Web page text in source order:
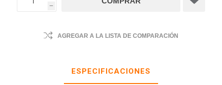
h
AGREGAR A LA LISTA DE COMPARACIÓN
ESPECIFICACIONES